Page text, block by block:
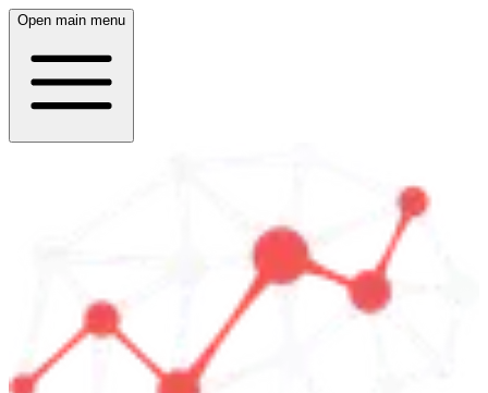
Open main menu